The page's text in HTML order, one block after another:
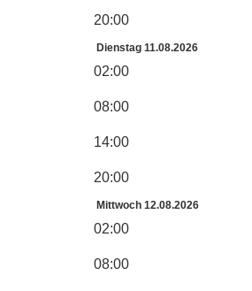
20:00
Dienstag 11.08.2026
02:00
08:00
14:00
20:00
Mittwoch 12.08.2026
02:00
08:00